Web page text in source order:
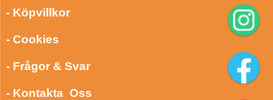
- Köpvillkor
- Cookies
- Frågor & Svar
- Kontakta Oss